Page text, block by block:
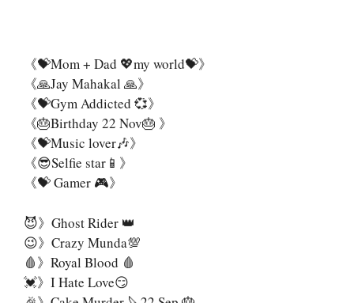
《💝Mom + Dad 💖my world💝》
《🙏Jay Mahakal 🙏》
《💝Gym Addicted 💞》
《🎂Birthday 22 Nov🎂 》
《💝Music lover🎶》
《😎Selfie star📱》
《💝 Gamer 🎮》
😈》Ghost Rider 👑
😉》Crazy Munda💯
🩸》Royal Blood 🩸
💓》I Hate Love😏